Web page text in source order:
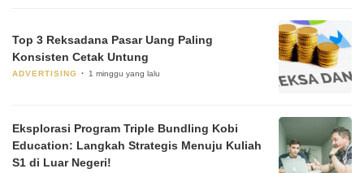
Top 3 Reksadana Pasar Uang Paling
Konsisten Cetak Untung
ADVERTISING 1 minggu yang lalu
Eksplorasi Program Triple Bundling Kobi
Education: Langkah Strategis Menuju Kuliah
S1 di Luar Negeri!